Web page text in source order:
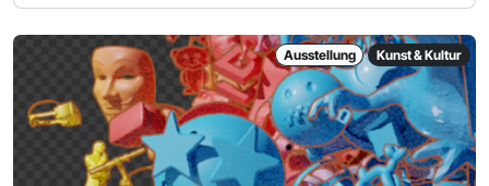
Ausstellung Kunst & Kultur